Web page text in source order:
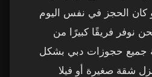
كان الحجز في نفس اليوم
نوفر فريقًا كبيرًا من
جميع حجوزات دبي بشكل
شقة صغيرة أو فيلا